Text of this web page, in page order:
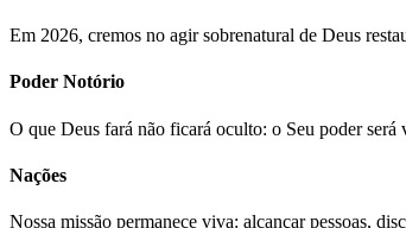
Em 2026, cremos no agir sobrenatural de Deus
Poder Notório
O que Deus fará não ficará oculto: o Seu poder
Nações
Nossa missão permanece viva: alcançar pessoas,